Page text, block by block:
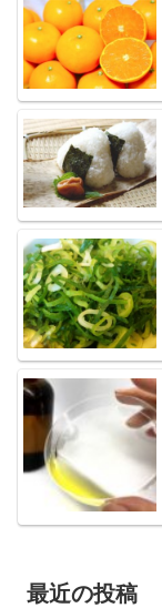
最近の投稿